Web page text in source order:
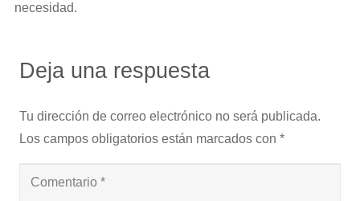
necesidad.
Deja una respuesta
Tu dirección de correo electrónico no será publicada.
Los campos obligatorios están marcados con *